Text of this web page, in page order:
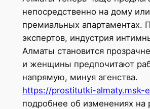
непосредственно на дому
премиальных апартаментах.
экспертов, индустрия
Алматы становится
и женщины предпочитают
напрямую, минуя агенства.
https://prostitutki-almaty.msk-
подробнее об изменениях на